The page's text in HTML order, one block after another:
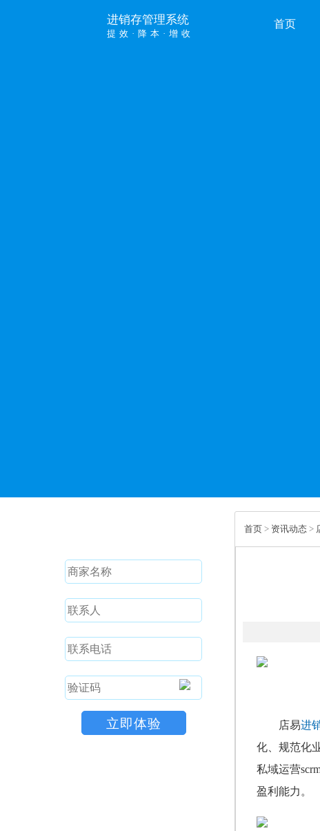
进销存管理系统
提效·降本·增收
首页
首页 > 资讯动态 >
店易进
化、规范化
私域运营
盈利能力。